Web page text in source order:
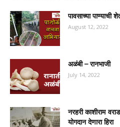
पावसाच्या पाण्याची
August 12, 2022
अळंबी – रानभाजी
July 14, 2022
नरहरी काशीराम
योगदान देणारा हिरा